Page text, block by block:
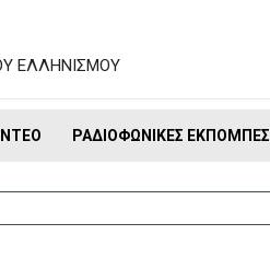
ΕΛΛΗΝΙΣΜΟΥ
ΡΑΔΙΟΦΩΝΙΚΈΣ ΕΚΠΟΜΠΈΣ